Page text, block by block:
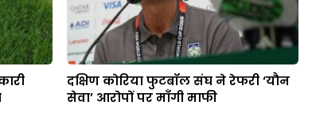
दक्षिण कोरिया फुटबॉल संघ ने रेफरी ‘यौन
सेवा’ आरोपों पर माँगी माफी